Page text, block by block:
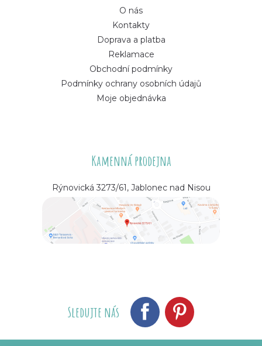
O nás
Kontakty
Doprava a platba
Reklamace
Obchodní podmínky
Podmínky ochrany osobních údajů
Moje objednávka
Kamenná prodejna
Rýnovická 3273/61, Jablonec nad Nisou
Sledujte nás